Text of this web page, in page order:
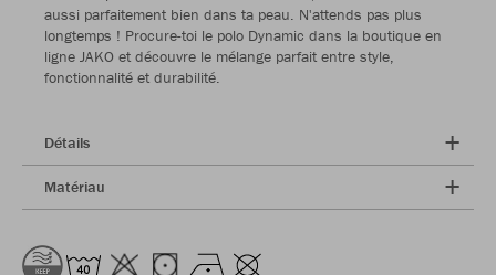
aussi parfaitement bien dans ta peau. N'attends pas plus
longtemps ! Procure-toi le polo Dynamic dans la boutique en
ligne JAKO et découvre le mélange parfait entre style,
fonctionnalité et durabilité.
Détails
Matériau